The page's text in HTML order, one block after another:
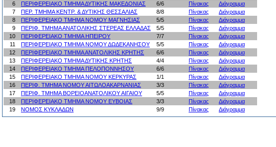
6
ΠΕΡΙΦΕΡΕΙΑΚΟ ΤΜΗΜΑ ΔΥΤΙΚΗΣ ΜΑΚΕΔΟΝΙΑΣ 6/6 Πίνακας
Διάγραμμα
7
ΠΕΡ. ΤΜΗΜΑ ΚΕΝΤΡ. & ΔΥΤΙΚΗΣ ΘΕΣΣΑΛΙΑΣ 8/8 Πίνακας
Διάγραμμα
8
ΠΕΡΙΦΕΡΕΙΑΚΟ ΤΜΗΜΑ ΝΟΜΟΥ ΜΑΓΝΗΣΙΑΣ 5/5 Πίνακας
Διάγραμμα
9
ΠΕΡΙΦ. ΤΜΗΜΑ ΑΝΑΤΟΛΙΚΗΣ ΣΤΕΡΕΑΣ ΕΛΛΑΔΑΣ 5/5 Πίνακας
Διάγραμμα
10
ΠΕΡΙΦΕΡΕΙΑΚΟ ΤΜΗΜΑ ΗΠΕΙΡΟΥ 7/7 Πίνακας
Διάγραμμα
11
ΠΕΡΙΦΕΡΕΙΑΚΟ ΤΜΗΜΑ ΝΟΜΟΥ ΔΩΔΕΚΑΝΗΣΟΥ 5/5 Πίνακας
Διάγραμμα
12
ΠΕΡΙΦΕΡΕΙΑΚΟ ΤΜΗΜΑ ΑΝΑΤΟΛΙΚΗΣ ΚΡΗΤΗΣ 6/6 Πίνακας
Διάγραμμα
13
ΠΕΡΙΦΕΡΕΙΑΚΟ ΤΜΗΜΑ ΔΥΤΙΚΗΣ ΚΡΗΤΗΣ 4/4 Πίνακας
Διάγραμμα
14
ΠΕΡΙΦΕΡΕΙΑΚΟ ΤΜΗΜΑ ΠΕΛΟΠΟΝΝΗΣΟΥ 6/6 Πίνακας
Διάγραμμα
15
ΠΕΡΙΦΕΡΕΙΑΚΟ ΤΜΗΜΑ ΝΟΜΟΥ ΚΕΡΚΥΡΑΣ 1/1 Πίνακας
Διάγραμμα
16
ΠΕΡΙΦ. ΤΜΗΜΑ ΝΟΜΟΥ ΑΙΤΩΛΟΑΚΑΡΝΑΝΙΑΣ 3/3 Πίνακας
Διάγραμμα
17
ΠΕΡΙΦ. ΤΜΗΜΑ ΒΟΡΕΙΟΑΝΑΤΟΛΙΚΟΥ ΑΙΓΑΙΟΥ 5/5 Πίνακας
Διάγραμμα
18
ΠΕΡΙΦΕΡΕΙΑΚΟ ΤΜΗΜΑ ΝΟΜΟΥ ΕΥΒΟΙΑΣ 3/3 Πίνακας
Διάγραμμα
19
ΝΟΜΟΣ ΚΥΚΛΑΔΩΝ 9/9 Πίνακας Διάγραμμα